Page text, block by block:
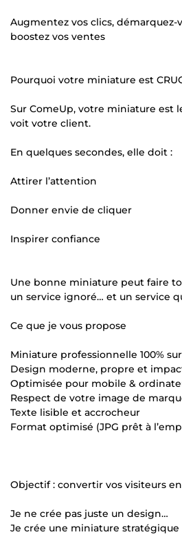
Augmentez vos clics,
boostez vos ventes
Pourquoi votre miniature est
Sur ComeUp, votre miniature est
voit votre client.
En quelques secondes, elle doit :
Attirer l’attention
Donner envie de cliquer
Inspirer confiance
Une bonne miniature peut faire
un service ignoré… et un service
Ce que je vous propose
Miniature professionnelle 100%
Design moderne, propre et
Optimisée pour mobile &
Respect de votre image de
Texte lisible et accrocheur
Format optimisé (JPG prêt à
Objectif : convertir vos visiteurs
Je ne crée pas juste un design…
Je crée une miniature stratégique